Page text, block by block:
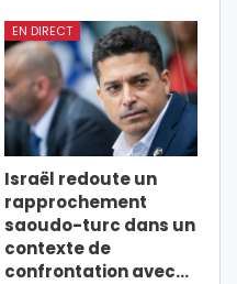
EN DIRECT
Israël redoute un
rapprochement
saoudo-turc dans un
contexte de
confrontation avec…